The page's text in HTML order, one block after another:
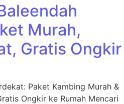
Murah,
Gratis Ongkir
Paket Kambing Murah &
Ongkir ke Rumah Mencari